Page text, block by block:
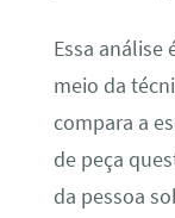
Essa
meio da
compara a
de peça
da pessoa